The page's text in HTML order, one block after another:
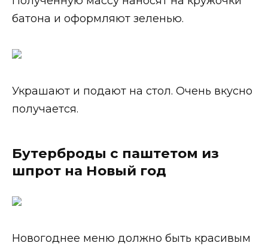
батона и оформляют зеленью.
Украшают и подают на стол. Очень вкусно
получается.
Бутерброды с паштетом из
шпрот на Новый год
Новогоднее меню должно быть красивым